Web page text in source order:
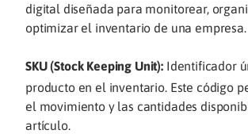
digital diseñada para monitorear,
optimizar el inventario de una empresa.
SKU (Stock Keeping Unit): Identificador
producto en el inventario. Este código
el movimiento y las cantidades
artículo.